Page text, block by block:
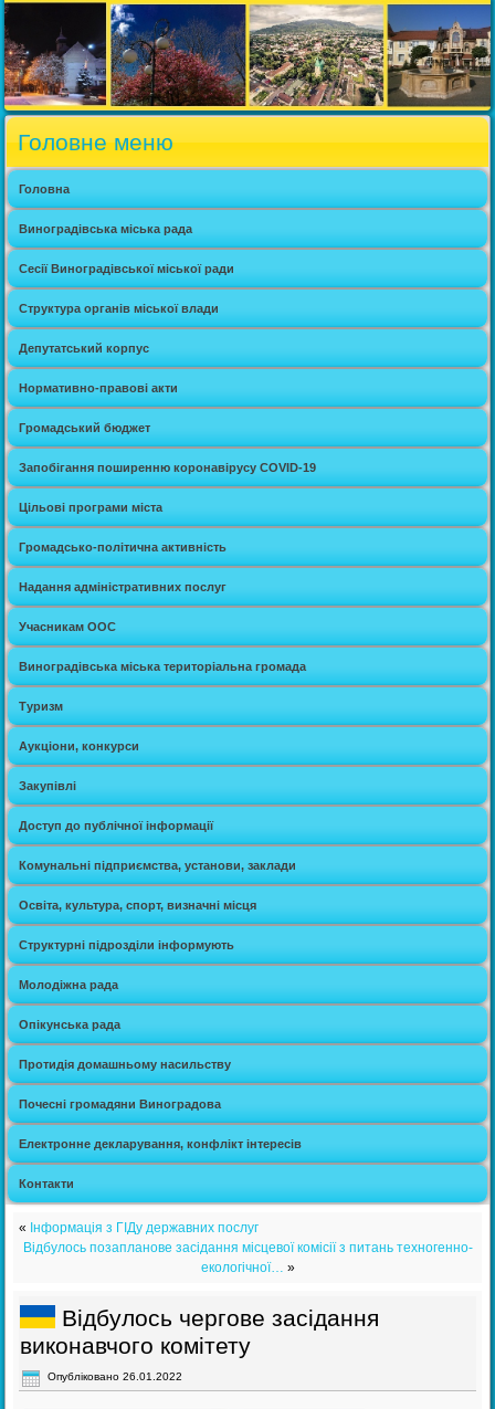
Головне меню
Головна
Виноградівська міська рада
Сесії Виноградівської міської ради
Структура органів міської влади
Депутатський корпус
Нормативно-правові акти
Громадський бюджет
Запобігання поширенню коронавірусу COVID-19
Цільові програми міста
Громадсько-політична активність
Надання адміністративних послуг
Учасникам ООС
Виноградівська міська територіальна громада
Туризм
Аукціони, конкурси
Закупівлі
Доступ до публічної інформації
Комунальні підприємства, установи, заклади
Освіта, культура, спорт, визначні місця
Структурні підрозділи інформують
Молодіжна рада
Опікунська рада
Протидія домашньому насильству
Почесні громадяни Виноградова
Електронне декларування, конфлікт інтересів
Контакти
« Інформація з ГІДу державних послуг
Відбулось позапланове засідання місцевої комісії з питань техногенно-
екологічної… »
Відбулось чергове засідання
виконавчого комітету
Опубліковано 26.01.2022